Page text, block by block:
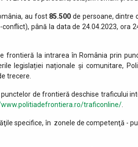
au fost 85.500de persoane, dintre
conflict), până la data de 24.04.2023, ora
frontieră la intrarea în România prin
legislației naționale și comunitare,
trecere.
de frontieră deschise traficului
traficonline/
specifice, în zonele de competenţă -